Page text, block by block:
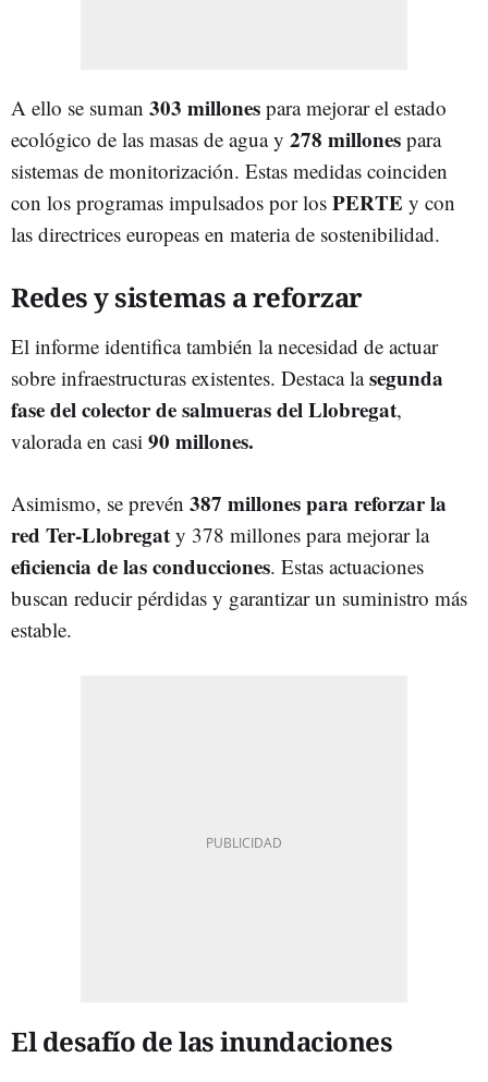
A ello se suman 303 millones para mejorar el estado
ecológico de las masas de agua y 278 millones para
sistemas de monitorización. Estas medidas coinciden
con los programas impulsados por los PERTE y con
las directrices europeas en materia de sostenibilidad.
Redes y sistemas a reforzar
El informe identifica también la necesidad de actuar
sobre infraestructuras existentes. Destaca lasegunda
fase del colector de salmueras del Llobregat,
valorada en casi 90 millones.
Asimismo, se prevén 387 millones para reforzar la
red Ter-Llobregat y 378 millones para mejorar la
eficiencia de las conducciones. Estas actuaciones
buscan reducir pérdidas y garantizar un suministro más
estable.
El desafío de las inundaciones